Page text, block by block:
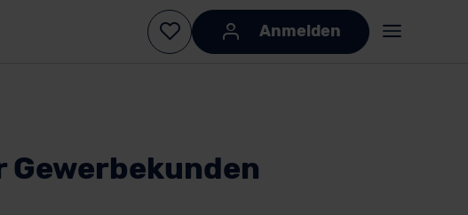
Anmelden
Gewerbekunden